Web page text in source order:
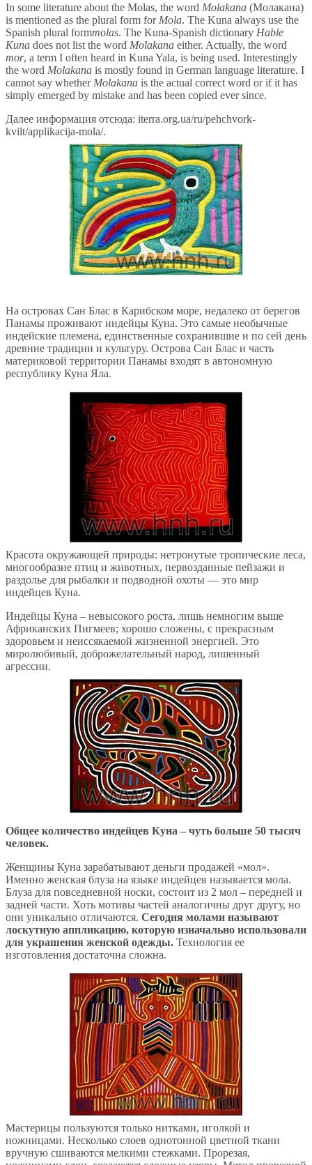
In some literature about the Molas, the word Molakana (Молакана)
is mentioned as the plural form for Mola. The Kuna always use the
Spanish plural formmolas. The Kuna-Spanish dictionary Hable
Kuna does not list the word Molakana either. Actually, the word
mor, a term I often heard in Kuna Yala, is being used. Interestingly
the word Molakana is mostly found in German language literature. I
cannot say whether Molakana is the actual correct word or if it has
simply emerged by mistake and has been copied ever since.
Далее информация отсюда: iterra.org.ua/ru/pehchvork-
kvilt/applikacija-mola/.
На островах Сан Блас в Карибском море, недалеко от берегов
Панамы проживают индейцы Куна. Это самые необычные
индейские племена, единственные сохранившие и по сей день
древние традиции и культуру. Острова Сан Блас и часть
материковой территории Панамы входят в автономную
республику Куна Яла.
Красота окружающей природы: нетронутые тропические леса,
многообразие птиц и животных, первозданные пейзажи и
раздолье для рыбалки и подводной охоты — это мир
индейцев Куна.
Индейцы Куна – невысокого роста, лишь немногим выше
Африканских Пигмеев; хорошо сложены, с прекрасным
здоровьем и неиссякаемой жизненной энергией. Это
миролюбивый, доброжелательный народ, лишенный
агрессии.
Общее количество индейцев Куна – чуть больше 50 тысяч
человек.
Женщины Куна зарабатывают деньги продажей «мол».
Именно женская блуза на языке индейцев называется мола.
Блуза для повседневной носки, состоит из 2 мол – передней и
задней части. Хоть мотивы частей аналогичны друг другу, но
они уникально отличаются. Сегодня молами называют
лоскутную аппликацию, которую изначально использовали
для украшения женской одежды. Технология ее
изготовления достаточна сложна.
Мастерицы пользуются только нитками, иголкой и
ножницами. Несколько слоев однотонной цветной ткани
вручную сшиваются мелкими стежками. Прорезая,